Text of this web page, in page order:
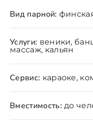
Вид парной:
Услуги: веники,
массаж, кальян
Сервис: караоке,
Вместимость: до